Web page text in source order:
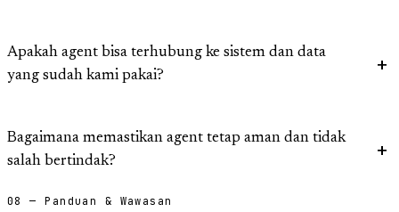
Apakah agent bisa terhubung ke sistem dan data
yang sudah kami pakai?
Bagaimana memastikan agent tetap aman dan tidak
salah bertindak?
08 — Panduan & Wawasan